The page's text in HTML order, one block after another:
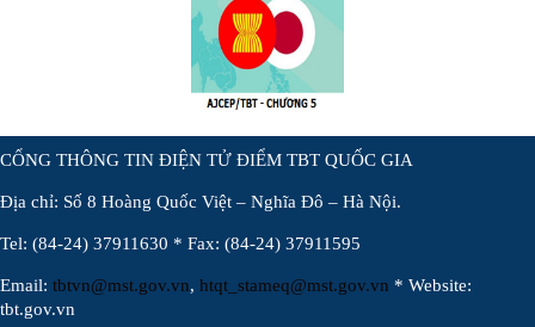
CỔNG THÔNG TIN ĐIỆN TỬ ĐIỂM TBT QUỐC GIA
Địa chỉ: Số 8 Hoàng Quốc Việt – Nghĩa Đô – Hà Nội.
Tel: (84-24) 37911630 * Fax: (84-24) 37911595
Email: tbtvn@mst.gov.vn, htqt_stameq@mst.gov.vn * Website:
tbt.gov.vn